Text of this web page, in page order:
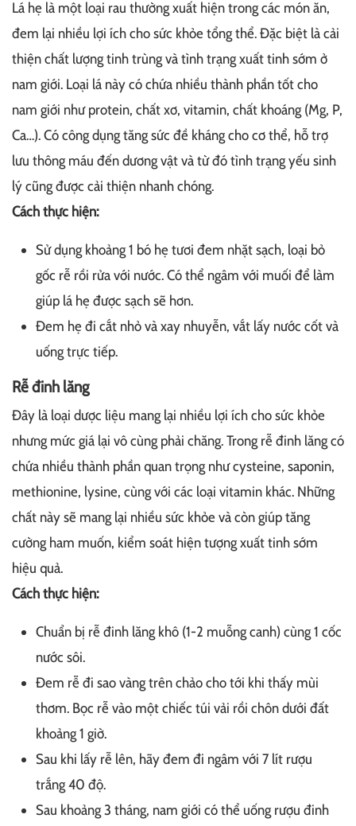
Lá hẹ là một loại rau thường xuất hiện trong các món ăn,
đem lại nhiều lợi ích cho sức khỏe tổng thể. Đặc biệt là cải
thiện chất lượng tinh trùng và tình trạng xuất tinh sớm ở
nam giới. Loại lá này có chứa nhiều thành phần tốt cho
nam giới như protein, chất xơ, vitamin, chất khoáng (Mg, P,
Ca…). Có công dụng tăng sức đề kháng cho cơ thể, hỗ trợ
lưu thông máu đến dương vật và từ đó tình trạng yếu sinh
lý cũng được cải thiện nhanh chóng.
Cách thực hiện:
Sử dụng khoảng 1 bó hẹ tươi đem nhặt sạch, loại bỏ
gốc rễ rồi rửa với nước. Có thể ngâm với muối để làm
giúp lá hẹ được sạch sẽ hơn.
Đem hẹ đi cắt nhỏ và xay nhuyễn, vắt lấy nước cốt và
uống trực tiếp.
Rễ đinh lăng
Đây là loại dược liệu mang lại nhiều lợi ích cho sức khỏe
nhưng mức giá lại vô cùng phải chăng. Trong rễ đinh lăng có
chứa nhiều thành phần quan trọng như cysteine, saponin,
methionine, lysine, cùng với các loại vitamin khác. Những
chất này sẽ mang lại nhiều sức khỏe và còn giúp tăng
cường ham muốn, kiểm soát hiện tượng xuất tinh sớm
hiệu quả.
Cách thực hiện:
Chuẩn bị rễ đinh lăng khô (1-2 muỗng canh) cùng 1 cốc
nước sôi.
Đem rễ đi sao vàng trên chảo cho tới khi thấy mùi
thơm. Bọc rễ vào một chiếc túi vải rồi chôn dưới đất
khoảng 1 giờ.
Sau khi lấy rễ lên, hãy đem đi ngâm với 7 lít rượu
trắng 40 độ.
Sau khoảng 3 tháng, nam giới có thể uống rượu đinh